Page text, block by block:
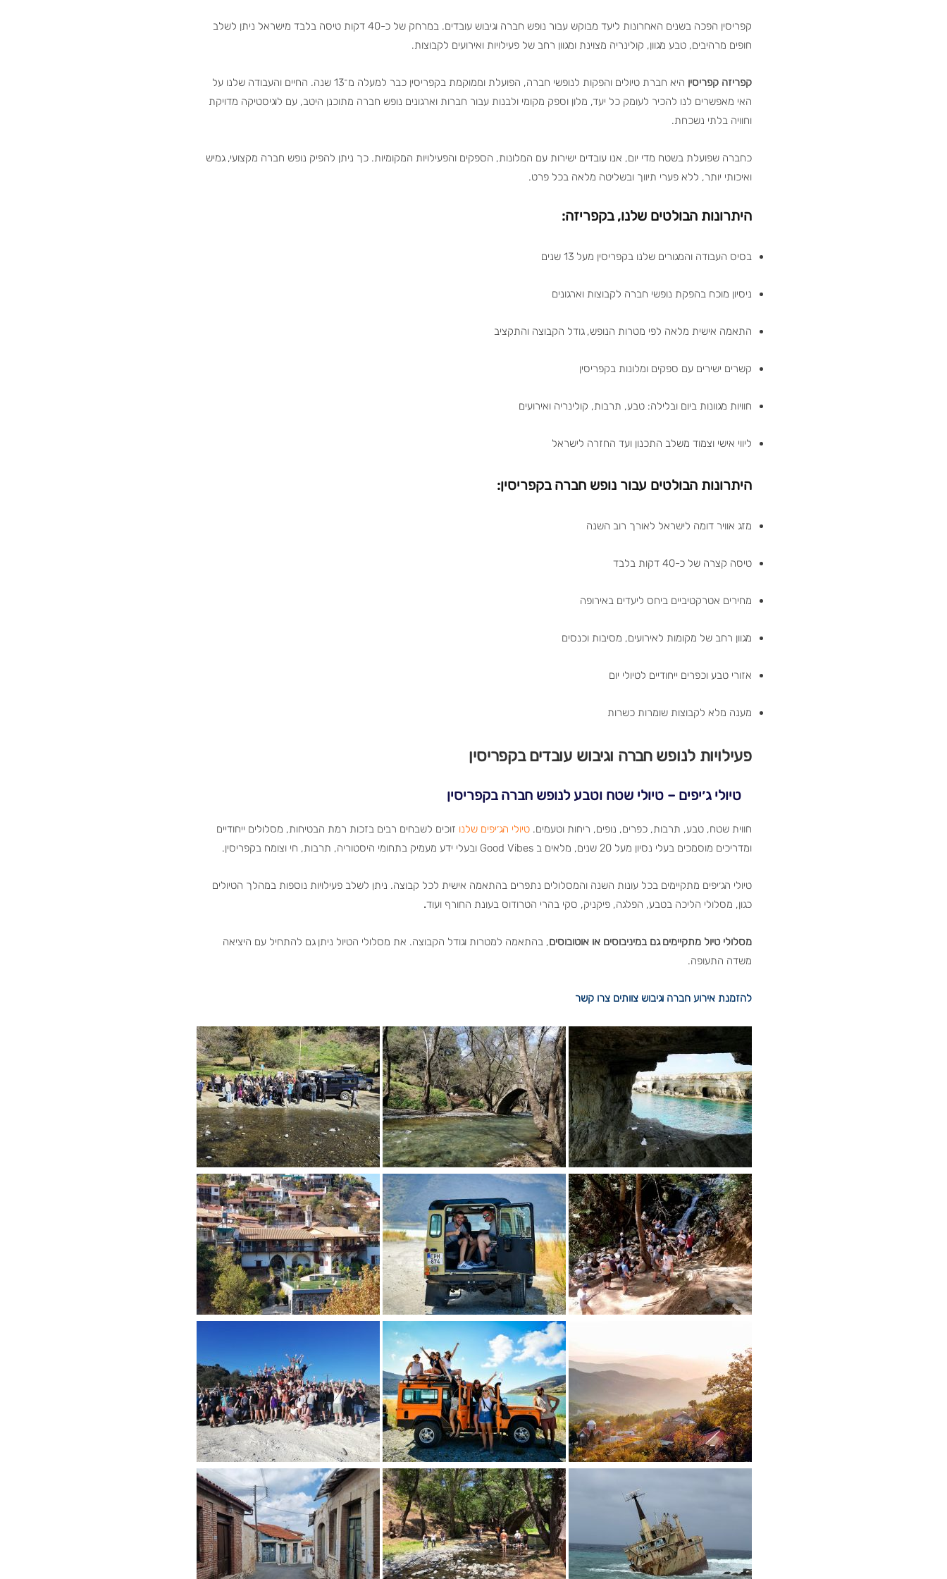
קפריסין הפכה בשנים האחרונות ליעד מבוקש עבור נופש חברה וגיבוש עובדים. במרחק של כ-40 דקות טיסה בלבד מישראל ניתן לשלב
חופים מרהיבים, טבע מגוון, קולינריה מצוינת ומגוון רחב של פעילויות ואירועים לקבוצות.
קפריזה קפריסין
היא חברת טיולים והפקות לנופשי חברה, הפועלת וממוקמת בקפריסין כבר למעלה מ־13 שנה. החיים והעבודה שלנו על
האי מאפשרים לנו להכיר לעומק כל יעד, מלון וספק מקומי ולבנות עבור חברות וארגונים נופש חברה מתוכנן היטב, עם לוגיסטיקה מדויקת
וחוויה בלתי נשכחת.
כחברה שפועלת בשטח מדי יום, אנו עובדים ישירות עם המלונות, הספקים והפעילויות המקומיות. כך ניתן להפיק נופש חברה מקצועי, גמיש
ואיכותי יותר, ללא פערי תיווך ובשליטה מלאה בכל פרט.
היתרונות הבולטים שלנו, בקפריזה:
בסיס העבודה והמגורים שלנו בקפריסין מעל 13 שנים
ניסיון מוכח בהפקת נופשי חברה לקבוצות וארגונים
התאמה אישית מלאה לפי מטרות הנופש, גודל הקבוצה והתקציב
קשרים ישירים עם ספקים ומלונות בקפריסין
חוויות מגוונות ביום ובלילה: טבע, תרבות, קולינריה ואירועים
ליווי אישי וצמוד משלב התכנון ועד החזרה לישראל
היתרונות הבולטים עבור נופש חברה בקפריסין:
מזג אוויר דומה לישראל לאורך רוב השנה
טיסה קצרה של כ-40 דקות בלבד
מחירים אטרקטיביים ביחס ליעדים באירופה
מגוון רחב של מקומות לאירועים, מסיבות וכנסים
אזורי טבע וכפרים ייחודיים לטיולי יום
מענה מלא לקבוצות שומרות כשרות
פעילויות לנופש חברה וגיבוש עובדים בקפריסין
טיולי ג׳יפים – טיולי שטח וטבע לנופש חברה בקפריסין
חווית שטח, טבע, תרבות, כפרים, נופים, ריחות וטעמים. טיולי הג׳יפים שלנו זוכים לשבחים רבים בזכות רמת הבטיחות, מסלולים ייחודיים
ומדריכים מוסמכים בעלי נסיון מעל 20 שנים, מלאים ב Good Vibes ובעלי ידע מעמיק בתחומי היסטוריה, תרבות, חי וצומח בקפריסין.
טיולי הג׳יפים מתקיימים בכל עונות השנה והמסלולים נתפרים בהתאמה אישית לכל קבוצה. ניתן לשלב פעילויות נוספות במהלך הטיולים
כגון, מסלולי הליכה בטבע, הפלגה, פיקניק, סקי בהרי הטרודוס בעונת החורף ועוד.
מסלולי טיול מתקיימים גם במיניבוסים או אוטובוסים, בהתאמה למטרות וגודל הקבוצה. את מסלולי הטיול ניתן גם להתחיל עם היציאה
משדה התעופה.
להזמנת אירוע חברה וגיבוש צוותים צרו קשר